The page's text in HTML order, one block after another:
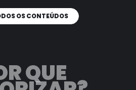
OS CONTEÚDOS
QUE